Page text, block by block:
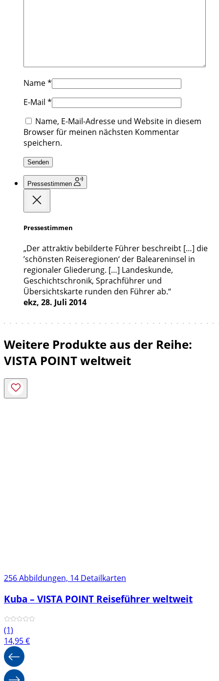
Name*
E-Mail *
Name, E-Mail-Adresse und Website in diesem
Browser für meinen nächsten Kommentar
speichern.
Pressestimmen
Pressestimmen
„Der attraktiv bebilderte Führer beschreibt […] die
’schönsten Reiseregionen‘ der Baleareninsel in
regionaler Gliederung. […] Landeskunde,
Geschichtschronik, Sprachführer und
Übersichtskarte runden den Führer ab.“
ekz, 28. Juli 2014
Weitere Produkte aus der Reihe:
VISTA POINT weltweit
256 Abbildungen, 14 Detailkarten
Kuba – VISTA POINT Reiseführer weltweit
(1)
14,95€